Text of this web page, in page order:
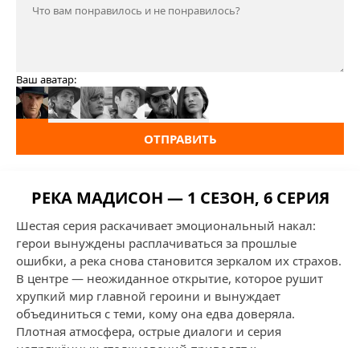
Ваш аватар:
ОТПРАВИТЬ
РЕКА МАДИСОН — 1 СЕЗОН, 6 СЕРИЯ
Шестая серия раскачивает эмоциональный накал:
герои вынуждены расплачиваться за прошлые
ошибки, а река снова становится зеркалом их страхов.
В центре — неожиданное открытие, которое рушит
хрупкий мир главной героини и вынуждает
объединиться с теми, кому она едва доверяла.
Плотная атмосфера, острые диалоги и серия